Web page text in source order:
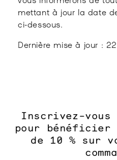
mettant à jour la date
ci-dessous.
Dernière mise à jour :
Inscrivez-vous
pour bénéficier
de 10 % sur